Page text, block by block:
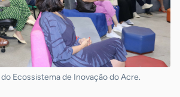
Ecossistema de Inovação do Acre.